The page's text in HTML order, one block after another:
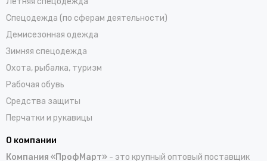
Спецодежда (по сферам деятельности)
Демисезонная одежда
Зимняя спецодежда
Охота, рыбалка, туризм
Рабочая обувь
Средства защиты
Перчатки и рукавицы
О компании
Компания «ПрофМарт» - это крупный оптовый поставщик